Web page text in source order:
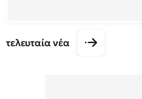
τελευταία νέα